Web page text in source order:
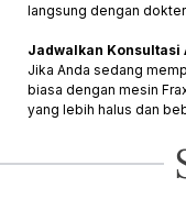
langsung dengan
Jadwalkan Konsultasi
Jika Anda sedang
biasa dengan mesin
yang lebih halus dan